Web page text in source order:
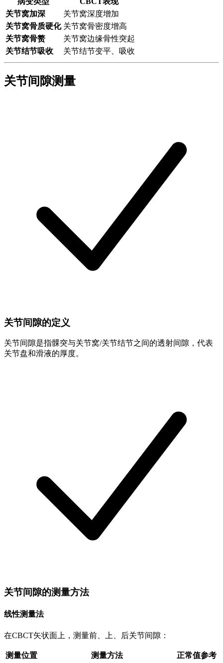
关节窝加深
关节窝深度增加
关节窝骨质硬化 关节窝骨密度增高
关节窝骨赘
关节窝边缘骨性突起
关节结节吸收
关节结节变平、吸收
关节间隙测量
关节间隙的定义
关节间隙是指髁突与关节窝/关节结节之间的透射间隙，代表
关节盘和滑液的厚度。
关节间隙的测量方法
线性测量法
在CBCT矢状面上，测量前、上、后关节间隙：
测量位置 测量方法 正常值参考